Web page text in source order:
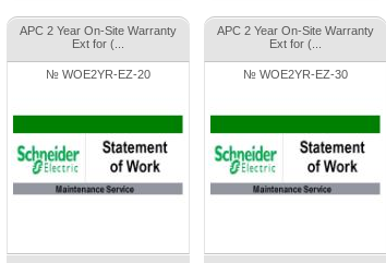
APC 2 Year On-Site Warranty
Ext for (...
№ WOE2YR-EZ-20
APC 2 Year On-Site Warranty
Ext for (...
№ WOE2YR-EZ-30